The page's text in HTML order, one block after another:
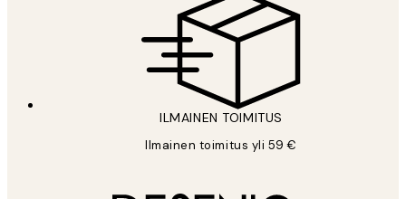
ILMAINEN TOIMITUS
Ilmainen toimitus yli 59 €